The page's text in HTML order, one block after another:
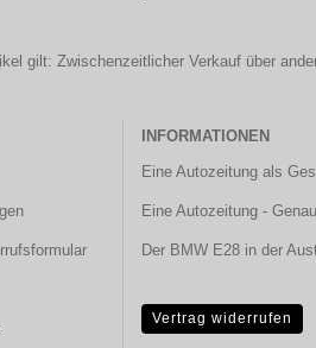
gilt: Zwischenzeitlicher Verkauf über
INFORMATIONEN
Eine Autozeitung als
Eine Autozeitung -
Der BMW E28 in der
Vertrag widerrufen